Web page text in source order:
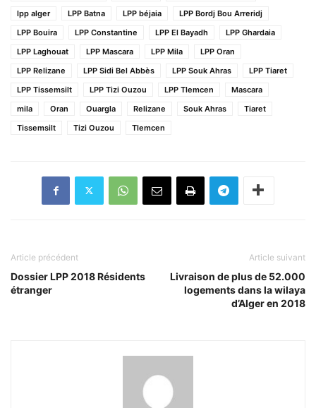
lpp alger
LPP Batna LPP béjaia
LPP Bordj Bou Arreridj
LPP Bouira
LPP Constantine LPP El Bayadh
LPP Ghardaia
LPP Laghouat
LPP Mascara LPP Mila
LPP Oran
LPP Relizane
LPP Sidi Bel Abbès LPP Souk Ahras
LPP Tiaret
LPP Tissemsilt
LPP Tizi Ouzou LPP Tlemcen
Mascara
mila
Oran Ouargla Relizane Souk Ahras
Tiaret
Tissemsilt
Tizi Ouzou Tlemcen
Article précédent
Dossier LPP 2018 Résidents
étranger
Article suivant
Livraison de plus de 52.000
logements dans la wilaya
d’Alger en 2018